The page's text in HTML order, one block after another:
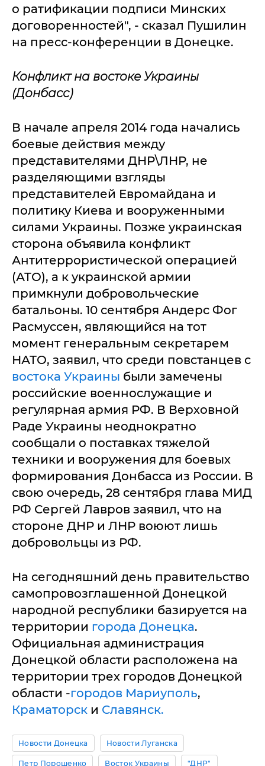
о ратификации подписи Минских
договоренностей", - сказал Пушилин
на пресс-конференции в Донецке.
Конфликт на востоке Украины
(Донбасс)
В начале апреля 2014 года начались
боевые действия между
представителями ДНР\ЛНР, не
разделяющими взгляды
представителей Евромайдана и
политику Киева и вооруженными
силами Украины. Позже украинская
сторона объявила конфликт
Антитеррористической операцией
(АТО), а к украинской армии
примкнули добровольческие
батальоны. 10 сентября Андерс Фог
Расмуссен, являющийся на тот
момент генеральным секретарем
НАТО, заявил, что среди повстанцев с
востока Украины были замечены
российские военнослужащие и
регулярная армия РФ. В Верховной
Раде Украины неоднократно
сообщали о поставках тяжелой
техники и вооружения для боевых
формирования Донбасса из России. В
свою очередь, 28 сентября глава МИД
РФ Сергей Лавров заявил, что на
стороне ДНР и ЛНР воюют лишь
добровольцы из РФ.
На сегодняшний день правительство
самопровозглашенной Донецкой
народной республики базируется на
территории города Донецка.
Официальная администрация
Донецкой области расположена на
территории трех городов Донецкой
области -городов Мариуполь,
Краматорск и Славянск.
Новости Донецка Новости Луганска
Петр Порошенко Восток Украины "ДНР"